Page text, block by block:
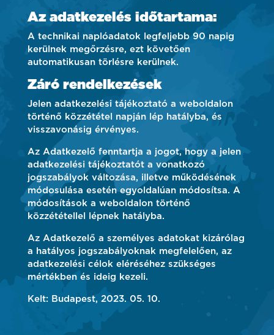
Az adatkezelés időtartama:
A technikai naplóadatok legfeljebb 90 napig
kerülnek megőrzésre, ezt követően
automatikusan törlésre kerülnek.
Záró rendelkezések
Jelen adatkezelési tájékoztató a weboldalon
történő közzététel napján lép hatályba, és
visszavonásig érvényes.
Az Adatkezelő fenntartja a jogot, hogy a jelen
adatkezelési tájékoztatót a vonatkozó
jogszabályok változása, illetve működésének
módosulása esetén egyoldalúan módosítsa. A
módosítások a weboldalon történő
közzététellel lépnek hatályba.
Az Adatkezelő a személyes adatokat kizárólag
a hatályos jogszabályoknak megfelelően, az
adatkezelési célok eléréséhez szükséges
mértékben és ideig kezeli.
Kelt: Budapest, 2023. 05. 10.